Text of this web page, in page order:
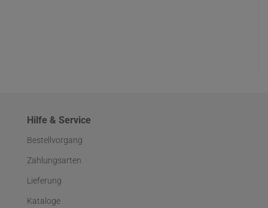
Hilfe & Service
Bestellvorgang
Zahlungsarten
Lieferung
Kataloge